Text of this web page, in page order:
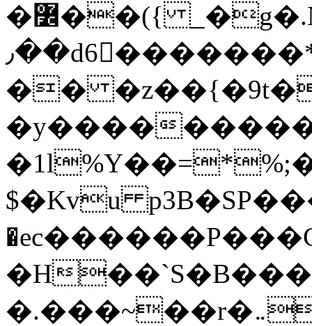
�߼��({ _�g�.Nfӻg����f7z91o^��̤^�>��2�`�:|#dk�{>�>>&�tsw�Nwo�?
٫��d6򆧇�������*��[|^]oo���NW~zz>�X&�u�=K?
��
�y����
$�Kvu
�H
�.���~��r�޼�}�܅�mؕWu���K}